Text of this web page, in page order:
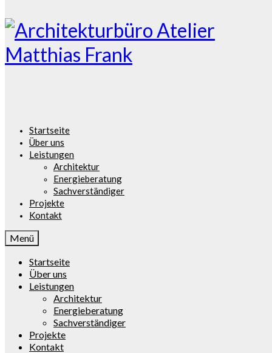
Startseite
Über uns
Leistungen
Architektur
Energieberatung
Sachverständiger
Projekte
Kontakt
Menü
Startseite
Über uns
Leistungen
Architektur
Energieberatung
Sachverständiger
Projekte
Kontakt